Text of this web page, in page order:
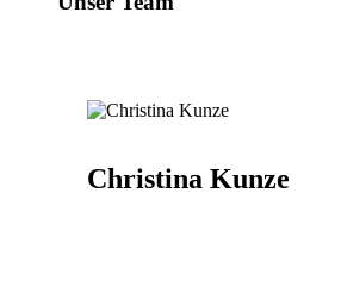
Christina Kunze